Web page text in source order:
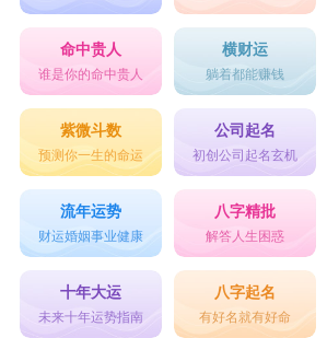
方来一场有深度的对谈。
天蝎男：不要频繁发信息
天蝎男上进心很强，大部分时
要么就是在工作。如果他们没有
知道他们现在正在忙，你就不要
打扰他们，不停的给他们发信息
特别讨厌一种人，那就是自己明
还一直信息发个不停的人。只会
想要再理你。
命中贵人
谁是你的命中贵人
横财运
躺着都能赚钱
紫微斗数
预测你一生的命运
公司起名
初创公司起名玄机
流年运势
财运婚姻事业健康
八字精批
解答人生困惑
十年大运
未来十年运势指南
八字起名
有好名就有好命